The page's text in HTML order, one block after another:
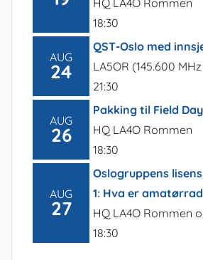
18:30
AUG
24
QST-Oslo med
LA5OR (145.600
21:30
AUG
26
Pakking til Field
HQ LA4O Rommen
18:30
AUG
27
Oslogruppens
1: Hva er
HQ LA4O Rommen
18:30